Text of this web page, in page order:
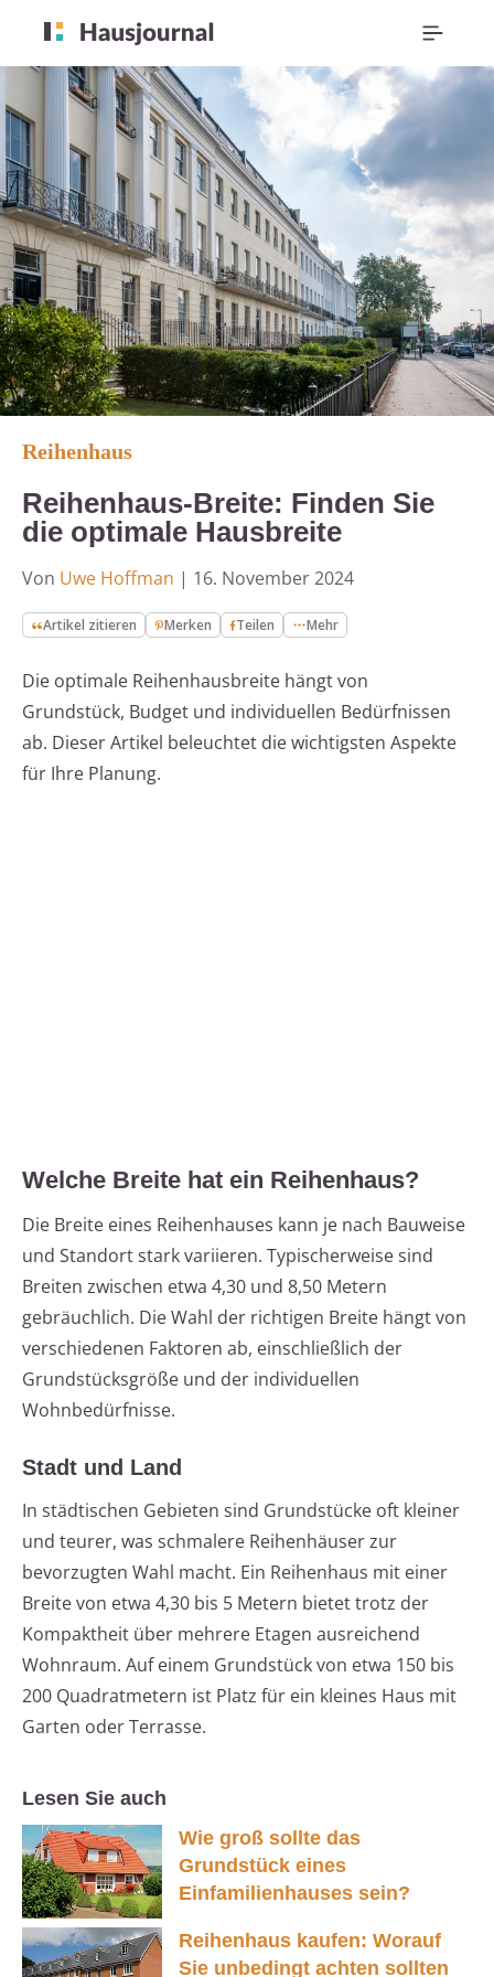
Reihenhaus
Reihenhaus-Breite: Finden Sie
die optimale Hausbreite
Von Uwe Hoffman | 16. November 2024
Artikel zitieren Merken Teilen Mehr
Die optimale Reihenhausbreite hängt von
Grundstück, Budget und individuellen Bedürfnissen
ab. Dieser Artikel beleuchtet die wichtigsten Aspekte
für Ihre Planung.
Welche Breite hat ein Reihenhaus?
Die Breite eines Reihenhauses kann je nach Bauweise
und Standort stark variieren. Typischerweise sind
Breiten zwischen etwa 4,30 und 8,50 Metern
gebräuchlich. Die Wahl der richtigen Breite hängt von
verschiedenen Faktoren ab, einschließlich der
Grundstücksgröße und der individuellen
Wohnbedürfnisse.
Stadt und Land
In städtischen Gebieten sind Grundstücke oft kleiner
und teurer, was schmalere Reihenhäuser zur
bevorzugten Wahl macht. Ein Reihenhaus mit einer
Breite von etwa 4,30 bis 5 Metern bietet trotz der
Kompaktheit über mehrere Etagen ausreichend
Wohnraum. Auf einem Grundstück von etwa 150 bis
200 Quadratmetern ist Platz für ein kleines Haus mit
Garten oder Terrasse.
Lesen Sie auch
Wie groß sollte das
Grundstück eines
Einfamilienhauses sein?
Reihenhaus kaufen: Worauf
Sie unbedingt achten sollten